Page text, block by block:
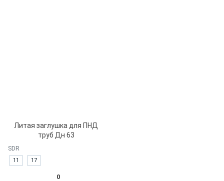
Литая заглушка для ПНД
труб Дн 63
SDR
11 17
0